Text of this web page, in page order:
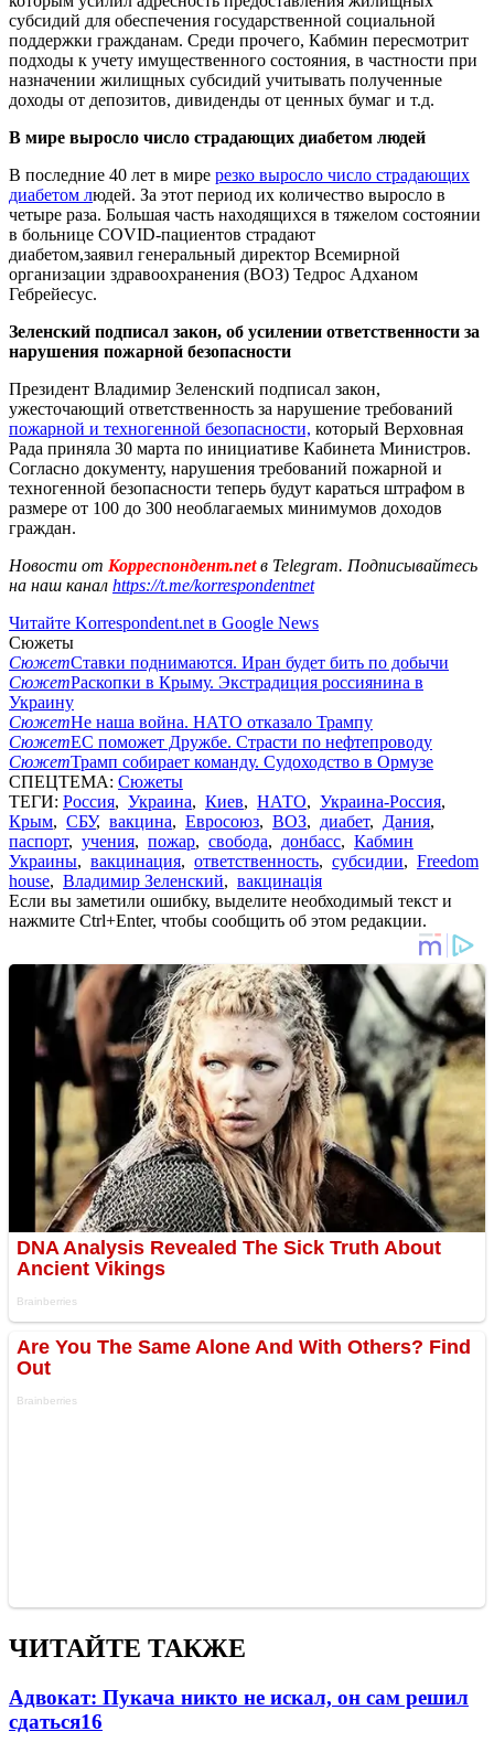
субсидий для обеспечения государственной социальной
поддержки гражданам. Среди прочего, Кабмин пересмотрит
подходы к учету имущественного состояния, в частности при
назначении жилищных субсидий учитывать полученные
доходы от депозитов, дивиденды от ценных бумаг и т.д.
В мире выросло число страдающих диабетом людей
В последние 40 лет в мире резко выросло число страдающих
диабетом людей. За этот период их количество выросло в
четыре раза. Большая часть находящихся в тяжелом состоянии
в больнице COVID-пациентов страдают
диабетом,заявил генеральный директор Всемирной
организации здравоохранения (ВОЗ) Тедрос Адханом
Гебрейесус.
Зеленский подписал закон, об усилении ответственности за
нарушения пожарной безопасности
Президент Владимир Зеленский подписал закон,
ужесточающий ответственность за нарушение требований
пожарной и техногенной безопасности, который Верховная
Рада приняла 30 марта по инициативе Кабинета Министров.
Согласно документу, нарушения требований пожарной и
техногенной безопасности теперь будут караться штрафом в
размере от 100 до 300 необлагаемых минимумов доходов
граждан.
Новости от Корреспондент.netв Telegram. Подписывайтесь
на наш канал https://t.me/korrespondentnet
Читайте Korrespondent.net в Google News
Сюжеты
СюжетСтавки поднимаются. Иран будет бить по добычи
СюжетРаскопки в Крыму. Экстрадиция россиянина в
Украину
СюжетНе наша война. НАТО отказало Трампу
СюжетЕС поможет Дружбе. Страсти по нефтепроводу
СюжетТрамп собирает команду. Судоходство в Ормузе
СПЕЦТЕМА: Сюжеты
ТЕГИ: Россия, Украина, Киев, НАТО, Украина-Россия,
Крым, СБУ, вакцина, Евросоюз, ВОЗ, диабет, Дания,
паспорт, учения, пожар, свобода, донбасс, Кабмин
Украины, вакцинация, ответственность, субсидии, Freedom
house, Владимир Зеленский, вакцинація
Если вы заметили ошибку, выделите необходимый текст и
нажмите Ctrl+Enter, чтобы сообщить об этом редакции.
ЧИТАЙТЕ ТАКЖЕ
Адвокат: Пукача никто не искал, он сам решил
сдаться16